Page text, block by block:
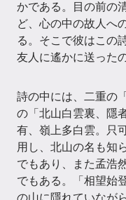
かである。目の前の
ど、心の中の故人へ
る。そこで彼はこの
友人に遙かに送った
詩の中には、二重の
の「北山白雲裏、隱
有、嶺上多白雲。只
用し、北山の名も知
でもあり、また孟浩
でもある。「相望始
の山に隱れていなが